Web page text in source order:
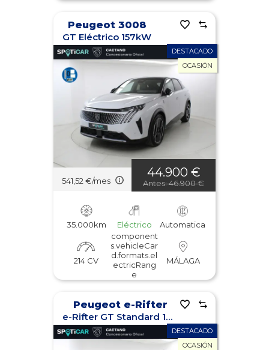
Peugeot 3008
GT Eléctrico 157kW
DESTACADO
OCASIÓN
541,52 €/mes
44.900 €
Antes: 46.900 €
35.000km Eléctrico Automatica
214 CV
component
s.vehicleCar
d.formats.el
ectricRang
e
MÁLAGA
Peugeot e-Rifter
e-Rifter GT Standard 100kw
DESTACADO
OCASIÓN